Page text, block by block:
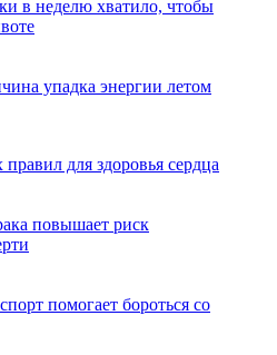
в неделю хватило, чтобы
упадка энергии летом
для здоровья сердца
повышает риск
помогает бороться со